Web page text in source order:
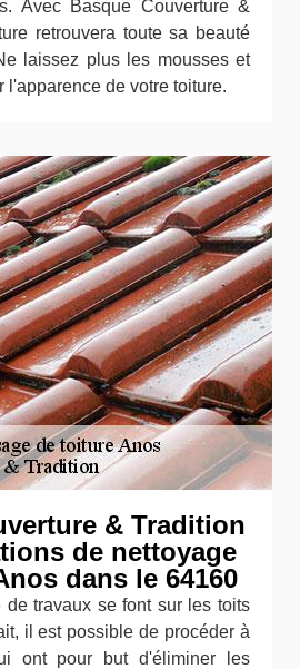
Avec Basque Couverture &
retrouvera toute sa beauté
laissez plus les mousses et
l'apparence de votre toiture.
& Tradition
de nettoyage
dans le 64160
de travaux se font sur les toits
il est possible de procéder à
ont pour but d'éliminer les